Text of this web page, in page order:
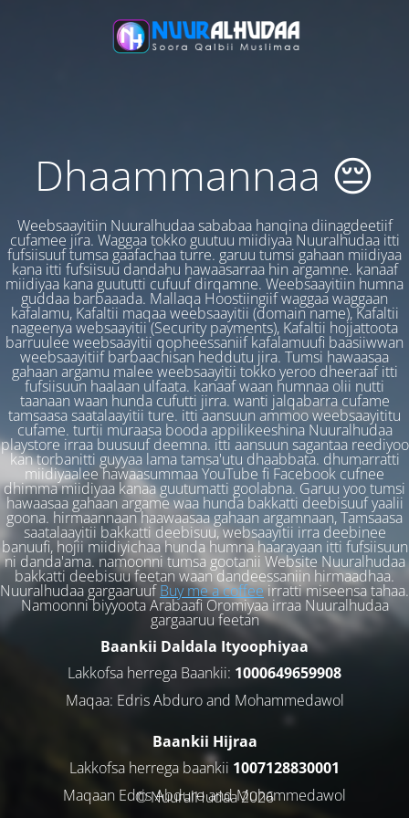
Dhaammannaa 😔
Weebsaayitiin Nuuralhudaa sababaa hanqina diinagdeetiif
cufamee jira. Waggaa tokko guutuu miidiyaa Nuuralhudaa itti
fufsiisuuf tumsa gaafachaa turre. garuu tumsi gahaan miidiyaa
kana itti fufsiisuu dandahu hawaasarraa hin argamne. kanaaf
miidiyaa kana guututti cufuuf dirqamne. Weebsaayitiin humna
guddaa barbaaada. Mallaqa Hoostiingiif waggaa waggaan
kafalamu, Kafaltii maqaa weebsaayitii (domain name), Kafaltii
nageenya websaayitii (Security payments), Kafaltii hojjattoota
barruulee weebsaayitii qopheessaniif kafalamuufi baasiiwwan
weebsaayitiif barbaachisan heddutu jira. Tumsi hawaasaa
gahaan argamu malee weebsaayitii tokko yeroo dheeraaf itti
fufsiisuun haalaan ulfaata. kanaaf waan humnaa olii nutti
taanaan waan hunda cufutti jirra. wanti jalqabarra cufame
tamsaasa saatalaayitii ture. itti aansuun ammoo weebsaayititu
cufame. turtii muraasa booda appilikeeshina Nuuralhudaa
playstore irraa buusuuf deemna. itti aansuun sagantaa reediyoo
kan torbanitti guyyaa lama tamsa'utu dhaabbata. dhumarratti
miidiyaalee hawaasummaa YouTube fi Facebook cufnee
dhimma miidiyaa kanaa guutumatti goolabna. Garuu yoo tumsi
hawaasaa gahaan argame waa hunda bakkatti deebisuuf yaalii
goona. hirmaannaan haawaasaa gahaan argamnaan, Tamsaasa
saatalaayitii bakkatti deebisuu, websaayitii irra deebinee
banuufi, hojii miidiyichaa hunda humna haarayaan itti fufsiisuun
ni danda'ama. namoonni tumsa gootanii Website Nuuralhudaa
bakkatti deebisuu feetan waan dandeessaniin hirmaadhaa.
Nuuralhudaa gargaaruufBuy me a coffeeirratti miseensa tahaa.
Namoonni biyyoota Arabaafi Oromiyaa irraa Nuuralhudaa
gargaaruu feetan
Baankii Daldala Ityoophiyaa
Lakkofsa herrega Baankii: 1000649659908
Maqaa: Edris Abduro and Mohammedawol
Baankii Hijraa
Lakkofsa herrega baankii 1007128830001
Maqaan Edris Abduro and Muhammedawol
© NuuralHudaa 2026